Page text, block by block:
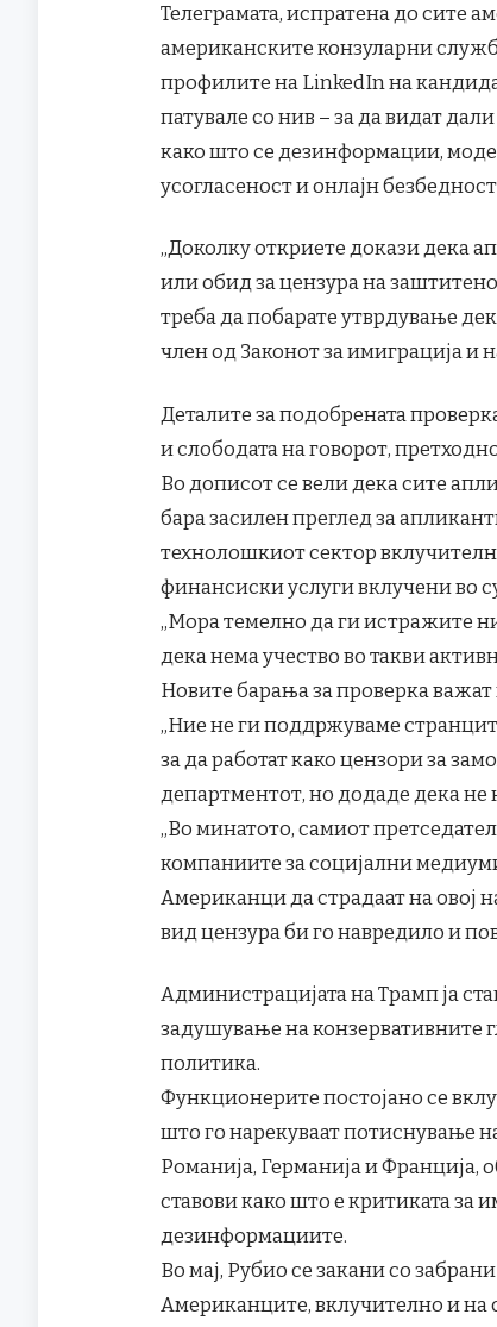
Телеграмата, испратена до сите
американските конзуларни
профилите на LinkedIn на
патувале со нив – за да видат
како што се дезинформации,
усогласеност и онлајн
„Доколку откриете докази дека
или обид за цензура на
треба да побарате утврдување
член од Законот за имиграција и
Деталите за подобрената
и слободата на говорот,
Во дописот се вели дека сите
бара засилен преглед за
технолошкиот сектор
финансиски услуги вклучени во
„Мора темелно да ги истражите
дека нема учество во такви
Новите барања за проверка
„Ние не ги поддржуваме
за да работат како цензори за
департментот, но додаде дека
„Во минатото, самиот
компаниите за социјални
Американци да страдаат на овој
вид цензура би го навредило и
Администрацијата на Трамп ја
задушување на конзервативните
политика.
Функционерите постојано се
што го нарекуваат потиснување
Романија, Германија и Франција,
ставови како што е критиката за
дезинформациите.
Во мај, Рубио се закани со
Американците, вклучително и на